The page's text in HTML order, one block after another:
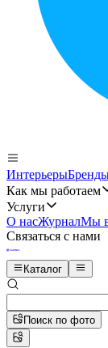
Интерьеры
Как мы работаем
Услуги
О насЖурналМы
Связаться с нами
Каталог
Поиск по фото